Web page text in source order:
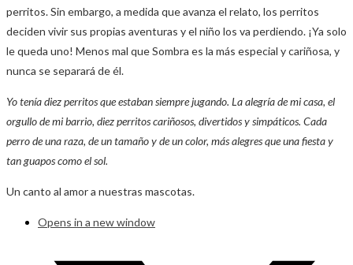
perritos. Sin embargo, a medida que avanza el relato, los perritos
deciden vivir sus propias aventuras y el niño los va perdiendo. ¡Ya solo
le queda uno! Menos mal que Sombra es la más especial y cariñosa, y
nunca se separará de él.
Yo tenía diez perritos que estaban siempre jugando. La alegría de mi casa, el
orgullo de mi barrio, diez perritos cariñosos, divertidos y simpáticos. Cada
perro de una raza, de un tamaño y de un color, más alegres que una fiesta y
tan guapos como el sol.
Un canto al amor a nuestras mascotas.
Opens in a new window